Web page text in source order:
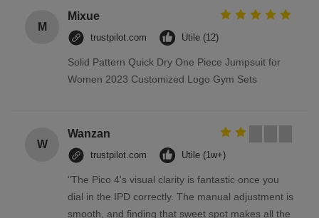
M
Mixue
trustpilot.com Utile (12)
Solid Pattern Quick Dry One Piece Jumpsuit for
Women 2023 Customized Logo Gym Sets
W
Wanzan
trustpilot.com Utile (1w+)
"The Pico 4's visual clarity is fantastic once you
dial in the IPD correctly. The manual adjustment is
smooth, and finding that sweet spot makes all the